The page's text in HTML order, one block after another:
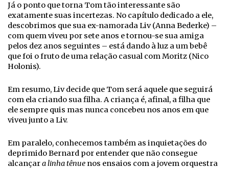
Já o ponto que torna Tom tão interessante são
exatamente suas incertezas. No capítulo dedicado a ele,
descobrimos que sua ex-namorada Liv (Anna Bederke) –
com quem viveu por sete anos e tornou-se sua amiga
pelos dez anos seguintes – está dando à luz a um bebê
que foi o fruto de uma relação casual com Moritz (Nico
Holonis).
Em resumo, Liv decide que Tom será aquele que seguirá
com ela criando sua filha. A criança é, afinal, a filha que
ele sempre quis mas nunca concebeu nos anos em que
viveu junto a Liv.
Em paralelo, conhecemos também as inquietações do
deprimido Bernard por entender que não consegue
alcançara linha tênue nos ensaios com a jovem orquestra